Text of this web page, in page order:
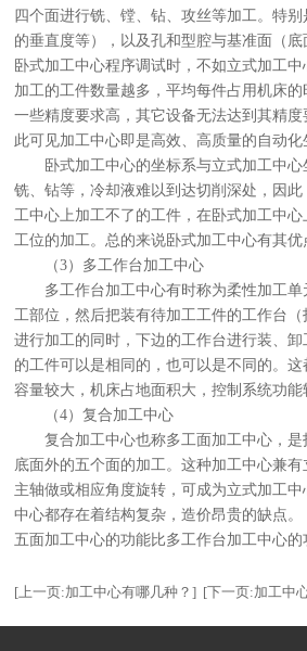
四个面进行铣、镗、钻、攻丝等加工。特
的垂直度等），以及孔和型腔与基准面（
卧式加工中心程序调试时，不如立式加工
加工的工件数量越多，平均每件占用机床
一些精度要求高，其它设备无法达到其精
此可见加工中心即是高效、高质量的自动
卧式加工中心的坐标系与立式加工中
铣、钻等，冷却液难以到达切削深处，因
工中心上加工不了的工件，在卧式加工中
工位的加工。总的来说卧式加工中心有其优
（3）多工作台加工中心
多工作台加工中心有时称为柔性加工
工部位，然后把装有待加工工件的工作台
进行加工的同时，下边的工作台进行装、
的工件可以是相同的，也可以是不同的。
容量较大，机床占地面积大，控制系统功
（4）复合加工中心
复合加工中心也称多工面加工中心，
底面外的五个面的加工。这种加工中心兼
主轴做或相应角度旋转，可成为立式加工
中心都存在着结构复杂，造价昂贵的缺点。
五面加工中心的功能比多工作台加工中心
[上一页:加工中心有哪几种？] [下一页:加工中